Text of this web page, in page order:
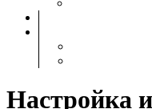
Настройка